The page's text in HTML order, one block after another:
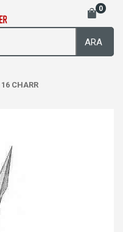
0
ARA
CHARR